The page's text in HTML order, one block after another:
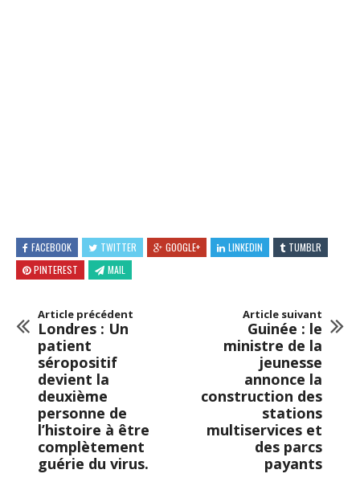
FACEBOOK TWITTER GOOGLE+ LINKEDIN
TUMBLR
PINTEREST
MAIL
Article précédent
Londres : Un
patient
séropositif
devient la
deuxième
personne de
l’histoire à être
complètement
guérie du virus.
Article suivant
Guinée : le
ministre de la
jeunesse
annonce la
construction des
stations
multiservices et
des parcs
payants